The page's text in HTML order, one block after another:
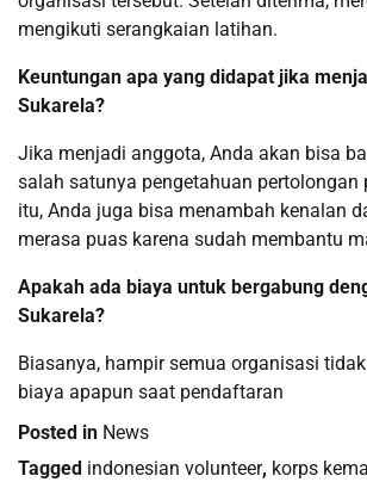
mengikuti serangkaian latihan.
Keuntungan apa yang didapat jika
Sukarela?
Jika menjadi anggota, Anda akan bisa
salah satunya pengetahuan pertolongan
itu, Anda juga bisa menambah kenalan
merasa puas karena sudah membantu
Apakah ada biaya untuk bergabung
Sukarela?
Biasanya, hampir semua organisasi
biaya apapun saat pendaftaran
Posted in News
Tagged indonesian volunteer, korps